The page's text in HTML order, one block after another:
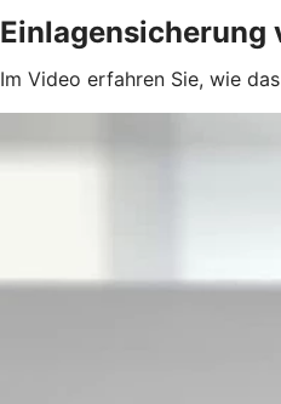
Im Video erfahren Sie, wie